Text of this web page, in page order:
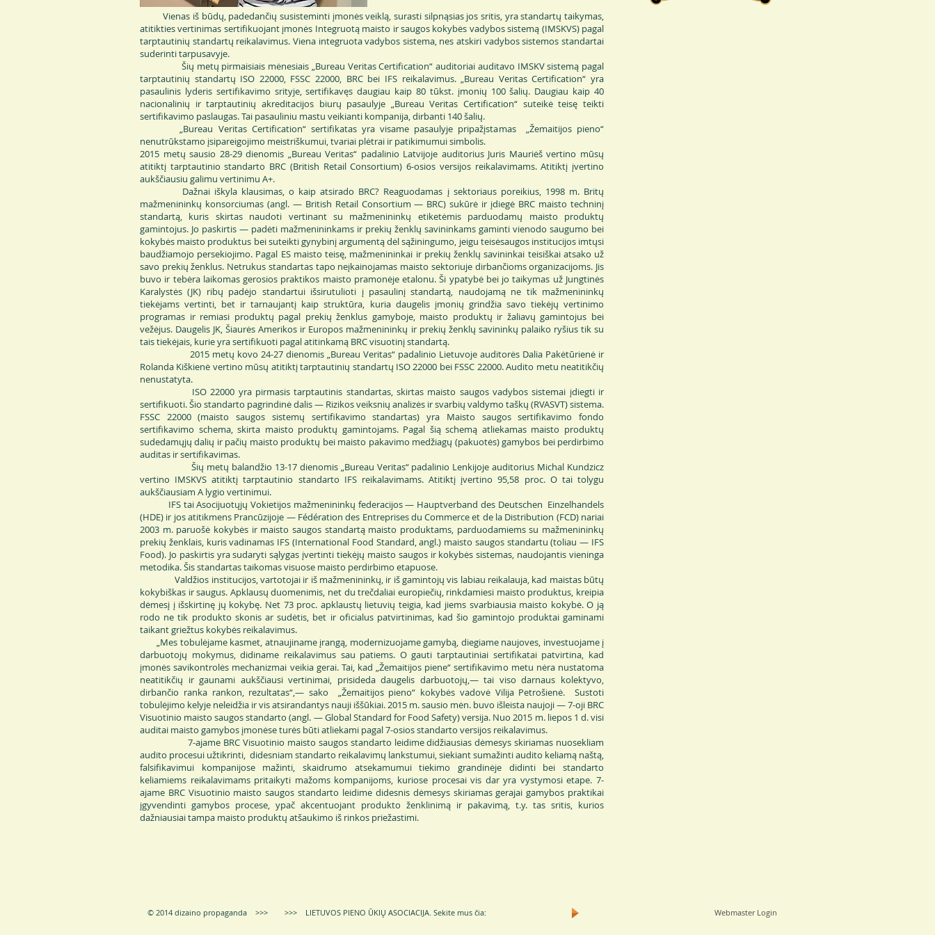
Vienas iš būdų, padedančių susisteminti įmonės veiklą, surasti silpnąsias jos sritis, yra standartų taikymas,
atitikties vertinimas sertifikuojant įmonės Integruotą maisto ir saugos kokybės vadybos sistemą (IMSKVS) pagal
tarptautinių standartų reikalavimus. Viena integruota vadybos sistema, nes atskiri vadybos sistemos standartai
suderinti tarpusavyje.
Šių metų pirmaisiais mėnesiais „Bureau Veritas Certification“ auditoriai auditavo IMSKV sistemą pagal
tarptautinių standartų ISO 22000, FSSC 22000, BRC bei IFS reikalavimus. „Bureau Veritas Certification“ yra
pasaulinis lyderis sertifikavimo srityje, sertifikavęs daugiau kaip 80 tūkst. įmonių 100 šalių. Daugiau kaip 40
nacionalinių ir tarptautinių akreditacijos biurų pasaulyje „Bureau Veritas Certification“ suteikė teisę teikti
sertifikavimo paslaugas. Tai pasauliniu mastu veikianti kompanija, dirbanti 140 šalių.
„Bureau Veritas Certification“ sertifikatas yra visame pasaulyje pripažįstamas „Žemaitijos pieno“
nenutrūkstamo įsipareigojimo meistriškumui, tvariai plėtrai ir patikimumui simbolis.
2015 metų sausio 28-29 dienomis „Bureau Veritas“ padalinio Latvijoje auditorius Juris Mauriėš vertino mūsų
atitiktį tarptautinio standarto BRC (British Retail Consortium) 6-osios versijos reikalavimams. Atitiktį įvertino
aukščiausiu galimu vertinimu A+.
Dažnai iškyla klausimas, o kaip atsirado BRC? Reaguodamas į sektoriaus poreikius, 1998 m. Britų
mažmenininkų konsorciumas (angl. — British Retail Consortium — BRC) sukūrė ir įdiegė BRC maisto techninį
standartą, kuris skirtas naudoti vertinant su mažmenininkų etiketėmis parduodamų maisto produktų
gamintojus. Jo paskirtis — padėti mažmenininkams ir prekių ženklų savininkams gaminti vienodo saugumo bei
kokybės maisto produktus bei suteikti gynybinį argumentą dėl sąžiningumo, jeigu teisėsaugos institucijos imtųsi
baudžiamojo persekiojimo. Pagal ES maisto teisę, mažmenininkai ir prekių ženklų savininkai teisiškai atsako už
savo prekių ženklus. Netrukus standartas tapo neįkainojamas maisto sektoriuje dirbančioms organizacijoms. Jis
buvo ir tebėra laikomas gerosios praktikos maisto pramonėje etalonu. Ši ypatybė bei jo taikymas už Jungtinės
Karalystės (JK) ribų padėjo standartui išsirutulioti į pasaulinį standartą, naudojamą ne tik mažmenininkų
tiekėjams vertinti, bet ir tarnaujantį kaip struktūra, kuria daugelis įmonių grindžia savo tiekėjų vertinimo
programas ir remiasi produktų pagal prekių ženklus gamyboje, maisto produktų ir žaliavų gamintojus bei
vežėjus. Daugelis JK, Šiaurės Amerikos ir Europos mažmenininkų ir prekių ženklų savininkų palaiko ryšius tik su
tais tiekėjais, kurie yra sertifikuoti pagal atitinkamą BRC visuotinį standartą.
2015 metų kovo 24-27 dienomis „Bureau Veritas“ padalinio Lietuvoje auditorės Dalia Pakėtūrienė ir
Rolanda Kiškienė vertino mūsų atitiktį tarptautinių standartų ISO 22000 bei FSSC 22000. Audito metu neatitikčių
nenustatyta.
ISO 22000 yra pirmasis tarptautinis standartas, skirtas maisto saugos vadybos sistemai įdiegti ir
sertifikuoti. Šio standarto pagrindinė dalis — Rizikos veiksnių analizės ir svarbių valdymo taškų (RVASVT) sistema.
FSSC 22000 (maisto saugos sistemų sertifikavimo standartas) yra Maisto saugos sertifikavimo fondo
sertifikavimo schema, skirta maisto produktų gamintojams. Pagal šią schemą atliekamas maisto produktų
sudedamųjų dalių ir pačių maisto produktų bei maisto pakavimo medžiagų (pakuotės) gamybos bei perdirbimo
auditas ir sertifikavimas.
Šių metų balandžio 13-17 dienomis „Bureau Veritas“ padalinio Lenkijoje auditorius Michal Kundzicz
vertino IMSKVS atitiktį tarptautinio standarto IFS reikalavimams. Atitiktį įvertino 95,58 proc. O tai tolygu
aukščiausiam A lygio vertinimui.
IFS tai Asocijuotųjų Vokietijos mažmenininkų federacijos — Hauptverband des Deutschen Einzelhandels
(HDE) ir jos atitikmens Prancūzijoje — Fédération des Entreprises du Commerce et de la Distribution (FCD) nariai
2003 m. paruošė kokybės ir maisto saugos standartą maisto produktams, parduodamiems su mažmenininkų
prekių ženklais, kuris vadinamas IFS (International Food Standard, angl.) maisto saugos standartu (toliau — IFS
Food). Jo paskirtis yra sudaryti sąlygas įvertinti tiekėjų maisto saugos ir kokybės sistemas, naudojantis vieninga
metodika. Šis standartas taikomas visuose maisto perdirbimo etapuose.
Valdžios institucijos, vartotojai ir iš mažmenininkų, ir iš gamintojų vis labiau reikalauja, kad maistas būtų
kokybiškas ir saugus. Apklausų duomenimis, net du trečdaliai europiečių, rinkdamiesi maisto produktus, kreipia
dėmesį į išskirtinę jų kokybę. Net 73 proc. apklaustų lietuvių teigia, kad jiems svarbiausia maisto kokybė. O ją
rodo ne tik produkto skonis ar sudėtis, bet ir oficialus patvirtinimas, kad šio gamintojo produktai gaminami
taikant griežtus kokybės reikalavimus.
„Mes tobulėjame kasmet, atnaujiname įrangą, modernizuojame gamybą, diegiame naujoves, investuojame į
darbuotojų mokymus, didiname reikalavimus sau patiems. O gauti tarptautiniai sertifikatai patvirtina, kad
įmonės savikontrolės mechanizmai veikia gerai. Tai, kad „Žemaitijos piene“ sertifikavimo metu nėra nustatoma
neatitikčių ir gaunami aukščiausi vertinimai, prisideda daugelis darbuotojų,— tai viso darnaus kolektyvo,
dirbančio ranka rankon, rezultatas“,— sako „Žemaitijos pieno“ kokybės vadovė Vilija Petrošienė. Sustoti
tobulėjimo kelyje neleidžia ir vis atsirandantys nauji iššūkiai. 2015 m. sausio mėn. buvo išleista naujoji — 7-oji BRC
Visuotinio maisto saugos standarto (angl. — Global Standard for Food Safety) versija. Nuo 2015 m. liepos 1 d. visi
auditai maisto gamybos įmonėse turės būti atliekami pagal 7-osios standarto versijos reikalavimus.
7-ajame BRC Visuotinio maisto saugos standarto leidime didžiausias dėmesys skiriamas nuosekliam
audito procesui užtikrinti, didesniam standarto reikalavimų lankstumui, siekiant sumažinti audito keliamą naštą,
falsifikavimui kompanijose mažinti, skaidrumo atsekamumui tiekimo grandinėje didinti bei standarto
keliamiems reikalavimams pritaikyti mažoms kompanijoms, kuriose procesai vis dar yra vystymosi etape. 7-
ajame BRC Visuotinio maisto saugos standarto leidime didesnis dėmesys skiriamas gerajai gamybos praktikai
įgyvendinti gamybos procese, ypač akcentuojant produkto ženklinimą ir pakavimą, t.y. tas sritis, kurios
dažniausiai tampa maisto produktų atšaukimo iš rinkos priežastimi.
© 2014 dizaino propaganda >>> >>> LIETUVOS PIENO ŪKIŲ ASOCIACIJA. Sekite mus čia: Webmaster Login